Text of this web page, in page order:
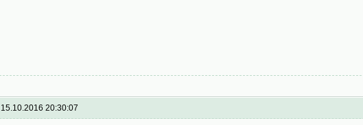
15.10.2016 20:30:07